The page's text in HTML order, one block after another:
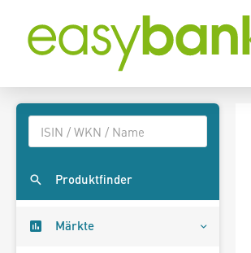
Produktfinder
Märkte